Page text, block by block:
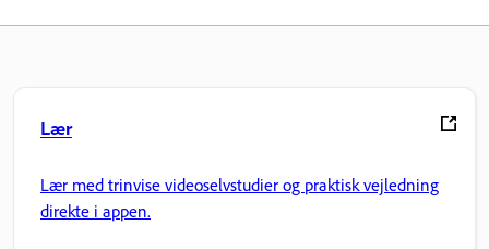
Lær
Lær med trinvise videoselvstudier og praktisk vejledning
direkte i appen.